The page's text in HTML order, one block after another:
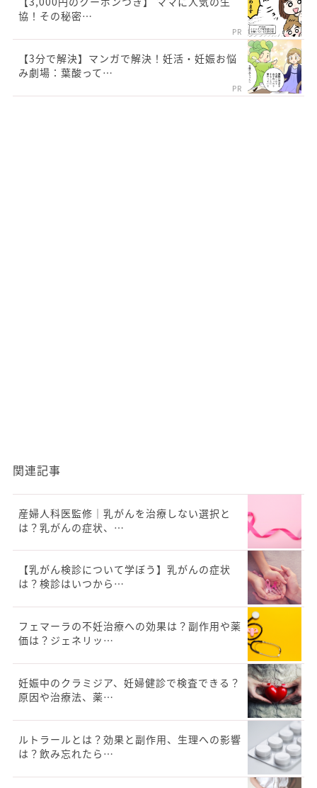
協！その秘密…
PR
【3分で解決】マンガで解決！妊活・妊娠お悩
み劇場：葉酸って…
PR
関連記事
産婦人科医監修｜乳がんを治療しない選択と
は？乳がんの症状、…
【乳がん検診について学ぼう】乳がんの症状
は？検診はいつから…
フェマーラの不妊治療への効果は？副作用や薬
価は？ジェネリッ…
妊娠中のクラミジア、妊婦健診で検査できる？
原因や治療法、薬…
ルトラールとは？効果と副作用、生理への影響
は？飲み忘れたら…